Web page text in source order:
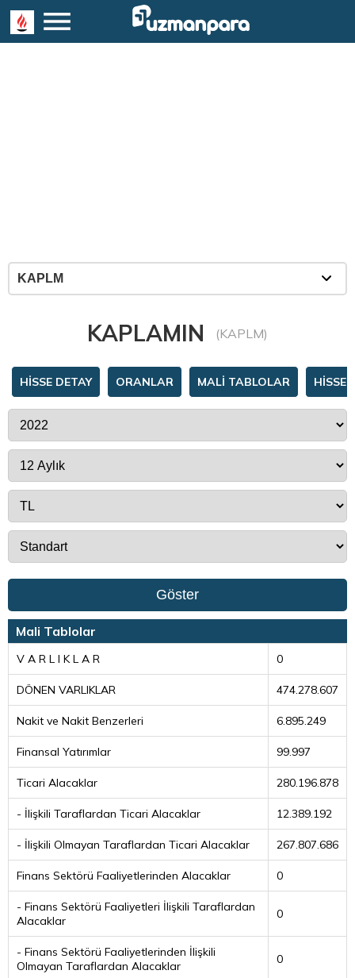
KAPLAMIN (KAPLM)
HİSSE DETAY ORANLAR MALİ TABLOLAR HİSSE
Göster
Mali Tablolar
V A R L I K L A R 0
DÖNEN VARLIKLAR 474.278.607
Nakit ve Nakit Benzerleri 6.895.249
Finansal Yatırımlar 99.997
Ticari Alacaklar 280.196.878
- İlişkili Taraflardan Ticari Alacaklar 12.389.192
- İlişkili Olmayan Taraflardan Ticari Alacaklar 267.807.686
Finans Sektörü Faaliyetlerinden Alacaklar 0
- Finans Sektörü Faaliyetleri İlişkili Taraflardan
Alacaklar
0
- Finans Sektörü Faaliyetlerinden İlişkili
Olmayan Taraflardan Alacaklar
0